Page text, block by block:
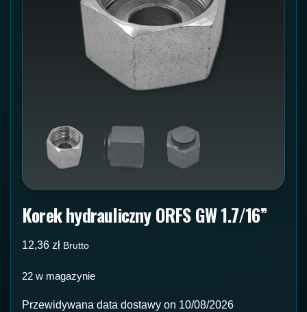
Korek hydrauliczny ORFS GW 1.7/16”
12,36 zł Brutto
22 w magazynie
Przewidywana data dostawy on 10/08/2026